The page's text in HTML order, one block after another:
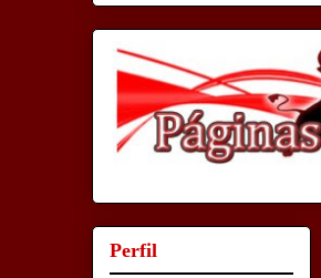
Perfil